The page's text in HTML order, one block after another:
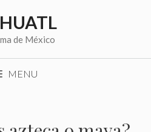
de México
MENU